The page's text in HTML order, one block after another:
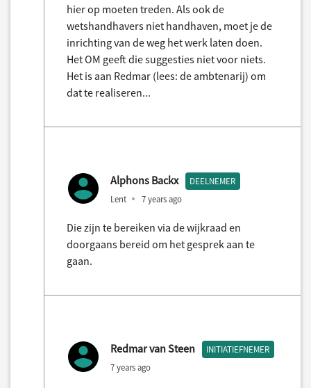
hier op moeten treden. Als ook de
wetshandhavers niet handhaven, moet je de
inrichting van de weg het werk laten doen.
Het OM geeft die suggesties niet voor niets.
Het is aan Redmar (lees: de ambtenarij) om
dat te realiseren...
Alphons Backx DEELNEMER
Lent 7 years ago
Die zijn te bereiken via de wijkraad en
doorgaans bereid om het gesprek aan te
gaan.
Redmar van Steen INITIATIEFNEMER
7 years ago